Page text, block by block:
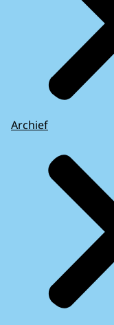
Archief